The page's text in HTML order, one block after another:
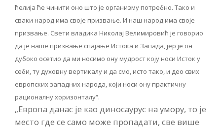
ћелија ће чинити оно што је организму потребно. Тако и
сваки народ има своје призвање. И наш народ има своје
призвање. Свети владика Николај Велимировић је говорио
да је наше призвање спајање Истока и Запада, јер је он
дубоко осетио да ми носимо ону мудрост коју носи Исток у
себи, ту духовну вертикалу и да смо, исто тако, и део свих
европских западних народа, који носи ону практичну
рационалну хоризонталу“.
„Европа данас је као диносаурус на умору, то је
место где се само може пропадати, све више